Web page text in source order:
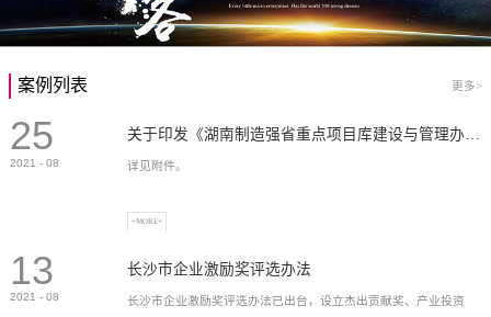
案例列表 更多>
25
2021 - 08 详见附件。
+MORE+
13
2021 - 08
长沙市企业激励奖评选办法
长沙市企业激励奖评选办法已出台，设立杰出贡献奖、产业投资